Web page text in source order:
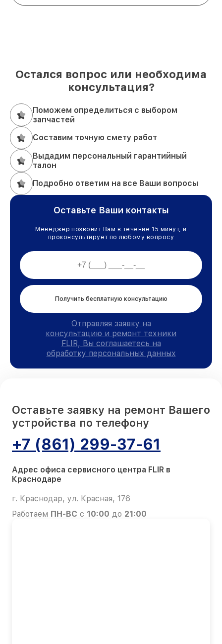
Остался вопрос или необходима
консультация?
Поможем определиться с выбором
запчастей
Составим точную смету работ
Выдадим персональный гарантийный
талон
Подробно ответим на все Ваши вопросы
Оставьте Ваши контакты
Менеджер позвонит Вам в течение 15 минут, и
проконсультирует по любому вопросу
Получить бесплатную консультацию
Отправляя заявку на
консультацию и ремонт техники
FLIR, Вы соглашаетесь на
обработку персональных данных
Оставьте заявку на ремонт Вашего
устройства по телефону
+7 (861) 299-37-61
Адрес офиса сервисного центра FLIR в
Краснодаре
г. Краснодар, ул. Красная, 176
Работаем ПН-ВС с 10:00 до 21:00